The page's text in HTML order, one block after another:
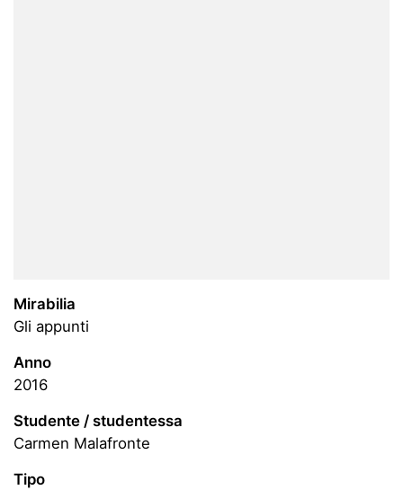
Mirabilia
gli appunti
Anno
2016
Studente / studentessa
Carmen Malafronte
Tipo